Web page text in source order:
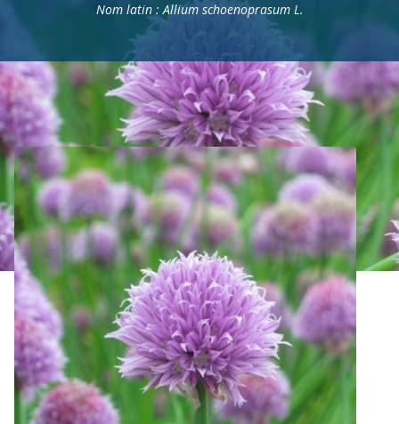
Nom latin : Allium schoenoprasum L.
Accueil > Produits > Graines Aromatiques > Ciboulettes
> Ciboulette Bio